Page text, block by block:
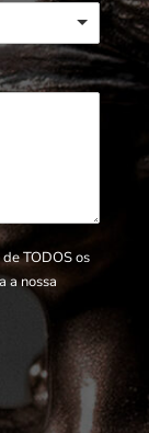
TODOS os
a nossa